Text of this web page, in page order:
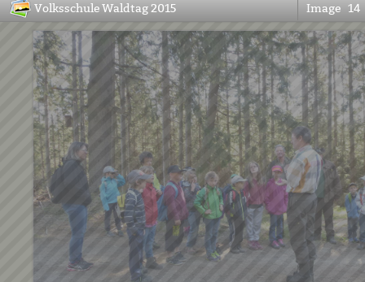
Volksschule Waldtag 2015 Image 14